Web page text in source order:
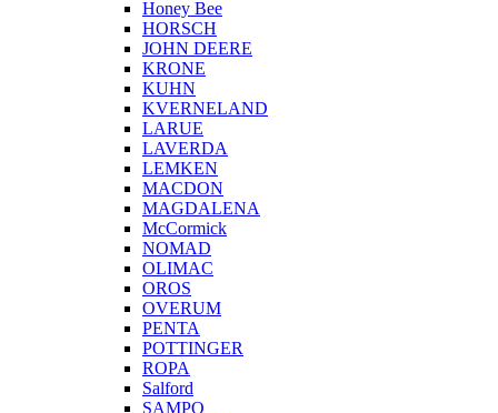
Honey Bee
HORSCH
JOHN DEERE
KRONE
KUHN
KVERNELAND
LARUE
LAVERDA
LEMKEN
MACDON
MAGDALENA
McCormick
NOMAD
OLIMAC
OROS
OVERUM
PENTA
POTTINGER
ROPA
Salford
SAMPO